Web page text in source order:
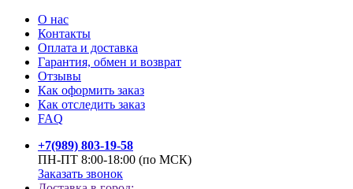
О нас
Контакты
Оплата и доставка
Гарантия, обмен и возврат
Отзывы
Как оформить заказ
Как отследить заказ
FAQ
+7(989) 803-19-58
ПН-ПТ 8:00-18:00 (по МСК)
Заказать звонок